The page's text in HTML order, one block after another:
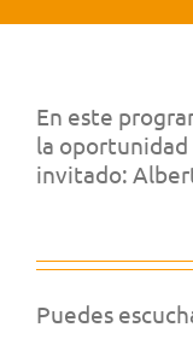
En este
la
invitado:
Puedes